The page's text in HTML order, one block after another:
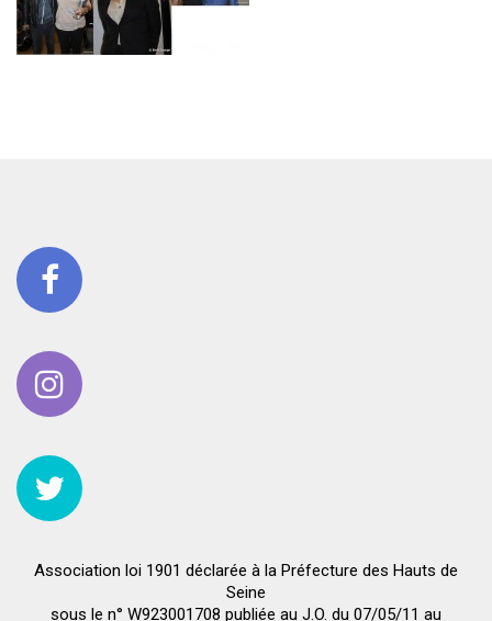
Association loi 1901 déclarée à la Préfecture des Hauts de
Seine
sous le n° W923001708 publiée au J.O. du 07/05/11 au